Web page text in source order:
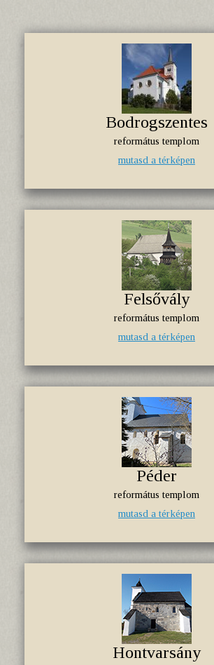
Bodrogszentes
református templom
mutasd a térképen
Felsővály
református templom
mutasd a térképen
Péder
református templom
mutasd a térképen
Hontvarsány